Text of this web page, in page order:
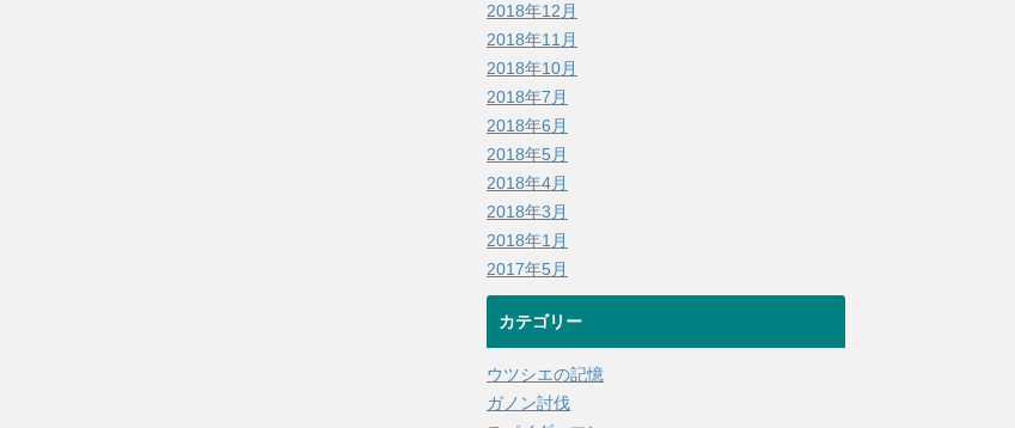
2018年12月
2018年11月
2018年10月
2018年7月
2018年6月
2018年5月
2018年4月
2018年3月
2018年1月
2017年5月
カテゴリー
ウツシエの記憶
ガノン討伐